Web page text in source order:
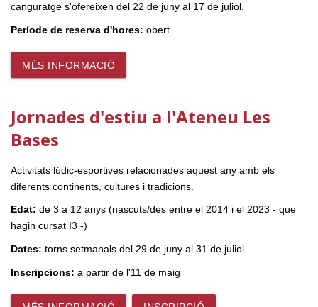
canguratge s'ofereixen del 22 de juny al 17 de juliol.
Període de reserva d'hores: obert
MÉS INFORMACIÓ
Jornades d'estiu a l'Ateneu Les
Bases
Activitats lúdic-esportives relacionades aquest any amb els
diferents continents, cultures i tradicions.
Edat: de 3 a 12 anys (nascuts/des entre el 2014 i el 2023 - que
hagin cursat I3 -)
Dates: torns setmanals del 29 de juny al 31 de juliol
Inscripcions: a partir de l'11 de maig